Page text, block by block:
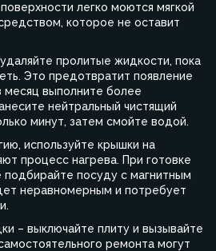
легко моются мягкой
которое не оставит
пролитые жидкости, пока
Это предотвратит появление
месяц выполните более
нейтральный чистящий
минут, затем смойте водой.
используйте крышки на
процесс нагрева. При готовке
подбирайте посуду с магнитным
неравномерным и потребует
– выключайте плиту и вызывайте
ремонта могут